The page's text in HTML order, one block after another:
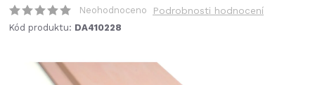
Neohodnoceno Podrobnosti hodnocení
Kód produktu: DA410228